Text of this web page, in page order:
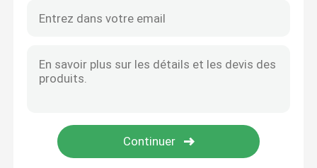
Onduleur AC Réacteur